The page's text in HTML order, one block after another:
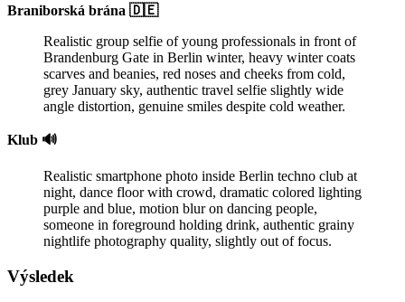
Braniborská brána 🇩🇪
Realistic group selfie of young professionals in front of
Brandenburg Gate in Berlin winter, heavy winter coats
scarves and beanies, red noses and cheeks from cold,
grey January sky, authentic travel selfie slightly wide
angle distortion, genuine smiles despite cold weather.
Klub 🔊
Realistic smartphone photo inside Berlin techno club at
night, dance floor with crowd, dramatic colored lighting
purple and blue, motion blur on dancing people,
someone in foreground holding drink, authentic grainy
nightlife photography quality, slightly out of focus.
Výsledek